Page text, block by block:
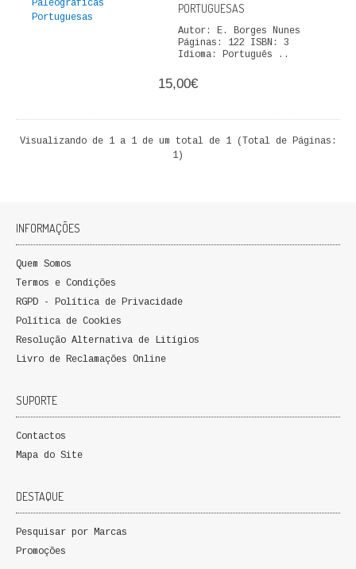
COLEÇÃO PONTO E VÍRGULA
HISTÓRIA DE PORTUGAL
PRÉ-HISTÓRIA
FICÇÃO E ROMANCE
LABIRINTOS DE EROS
NOVA BIBLIOTECA COSMOS
POESIA E TEATRO
POLÍTICA
COLEÇÃO ATENA
OUTROS TEMAS
PORTUGUESAS
Autor: E. Borges Nunes
Páginas: 122 ISBN: 3
Idioma: Português ..
15,00€
Visualizando de 1 a 1 de um total de 1 (Total de Páginas:
1)
INFORMAÇÕES
Quem Somos
Termos e Condições
RGPD - Política de Privacidade
Política de Cookies
Resolução Alternativa de Litígios
Livro de Reclamações Online
SUPORTE
Contactos
Mapa do Site
DESTAQUE
Pesquisar por Marcas
Promoções